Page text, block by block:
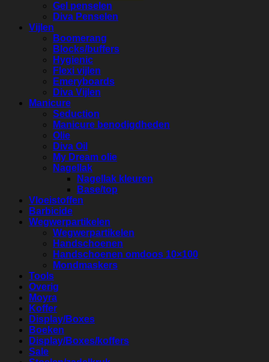
Gel penselen
Diva Penselen
Vijlen
Boomerang
Blocks/buffers
Hygienic
Flexi vijlen
Emeryboards
Diva Vijlen
Manicure
Seduction
Manicure benodigdheden
Olie
Diva Oil
My Dream olie
Nagellak
Nagellak kleuren
Base/top
Vloeistoffen
Barbicide
Wegwerpartikelen
Wegwerpartikelen
Handschoenen
Handschoenen omdoos 10×100
Mondmaskers
Tools
Overig
Moyra
Koffer
Display/Boxes
Boeken
Display/Boxes/koffers
Sale